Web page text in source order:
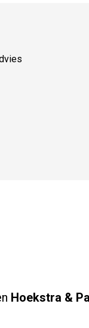
Hoekstra &